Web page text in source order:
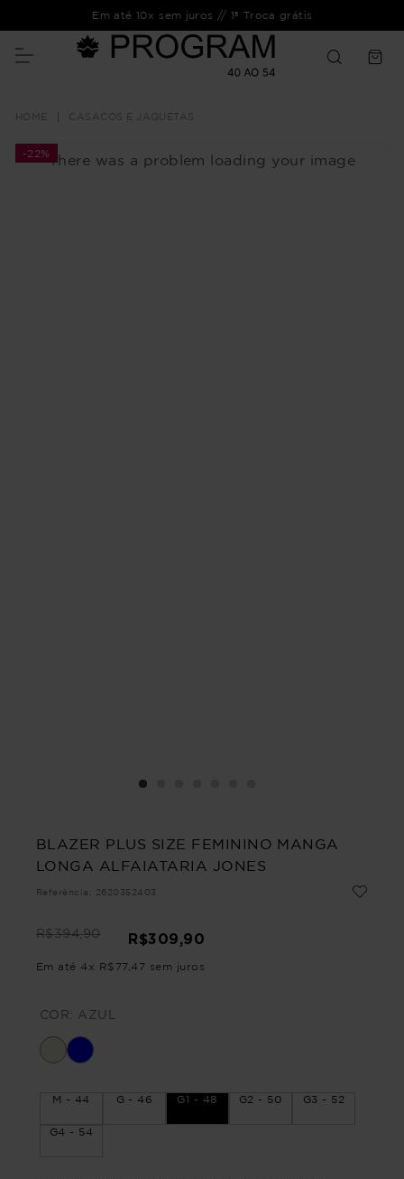
Em até 10x sem juros // 1ª Troca grátis
CASACOS E JAQUETAS
There was a problem loading your image
-22%
BLAZER PLUS SIZE FEMININO MANGA
LONGA ALFAIATARIA JONES
Referência : 2620352403
R$394,90 R$309,90
Em até 4 x R$ 77, 47 sem juros
COR: AZUL
M - 44 G - 46 G1 - 48 G2 - 50 G3 - 52
G4 - 54